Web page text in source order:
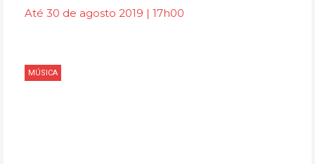
Até 30 de agosto 2019 | 17h00
MÚSICA